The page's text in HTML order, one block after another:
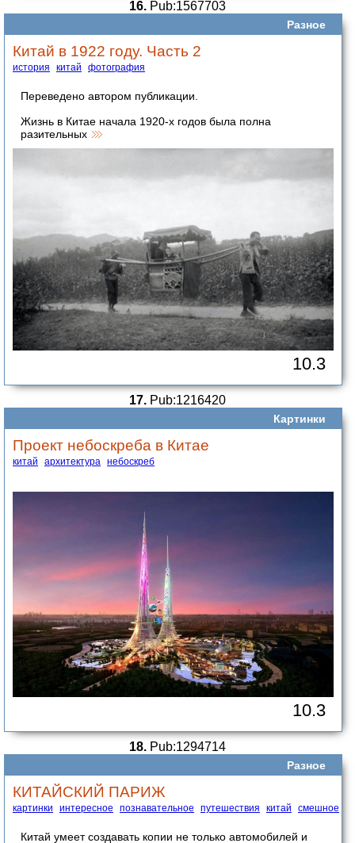
16. Pub:1567703
Разное
Китай в 1922 году. Часть 2
история китай фотография
Переведено автором публикации.
Жизнь в Китае начала 1920-х годов была полна
разительных
10.3
17. Pub:1216420
Картинки
Проект небоскреба в Китае
китай архитектура небоскреб
10.3
18. Pub:1294714
Разное
КИТАЙСКИЙ ПАРИЖ
картинки интересное познавательное путешествия китай смешное
Китай умеет создавать копии не только автомобилей и